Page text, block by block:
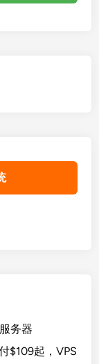
务器
$109起，VPS